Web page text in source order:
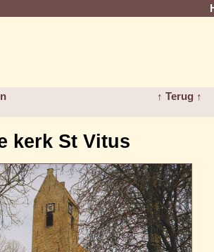
↑ Terug ↑
kerk St Vitus